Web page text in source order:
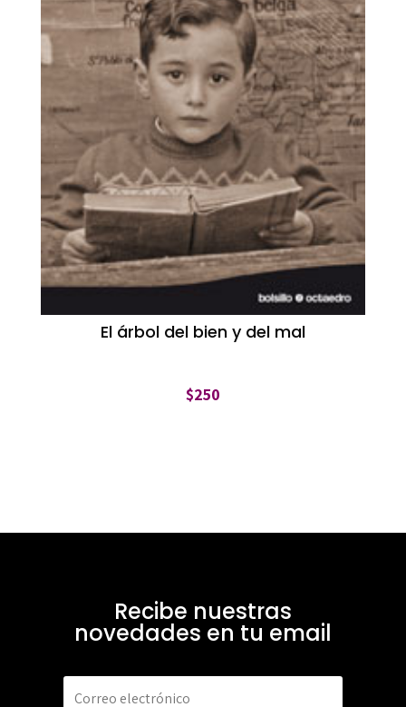
El árbol del bien y del mal
$250
Recibe nuestras
novedades en tu email